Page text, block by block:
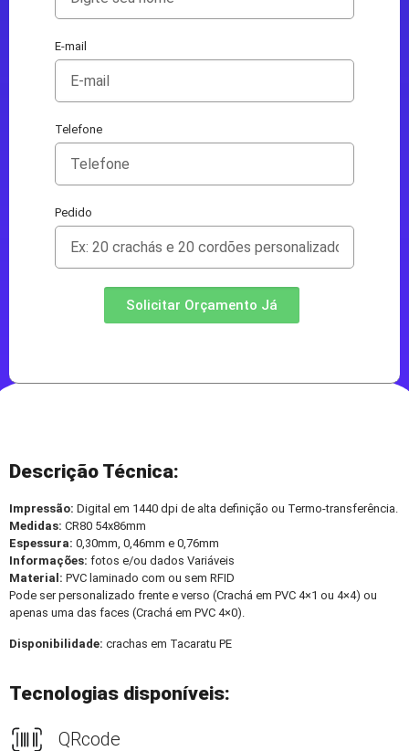
E-mail
Telefone
Pedido
Solicitar Orçamento Já
Descrição Técnica:
Impressão: Digital em 1440 dpi de alta definição ou Termo-transferência.
Medidas: CR80 54x86mm
Espessura: 0,30mm, 0,46mm e 0,76mm
Informações: fotos e/ou dados Variáveis
Material: PVC laminado com ou sem RFID
Pode ser personalizado frente e verso (Crachá em PVC 4×1 ou 4×4) ou
apenas uma das faces (Crachá em PVC 4×0).
Disponibilidade: crachas em Tacaratu PE
Tecnologias disponíveis:
QRcode